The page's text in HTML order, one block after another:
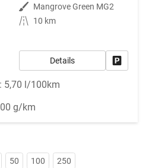
Außenfarbe Mangrove Green MG2
Kilometerstand
10 km
Details
5,70 l/100km
g/km
50 100 250